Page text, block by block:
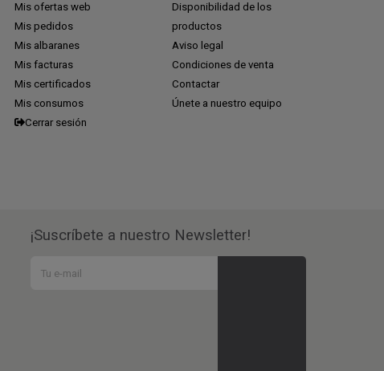
Mis ofertas web
Mis pedidos
Mis albaranes
Mis facturas
Mis certificados
Mis consumos
Cerrar sesión
Disponibilidad de los
productos
Aviso legal
Condiciones de venta
Contactar
Únete a nuestro equipo
¡Suscríbete a nuestro Newsletter!